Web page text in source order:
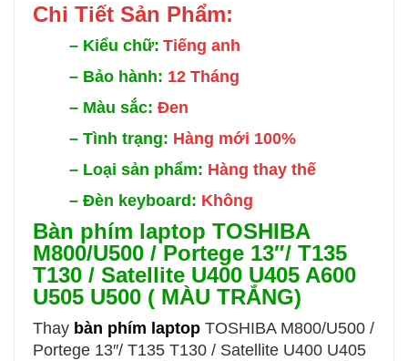
Chi Tiết Sản Phẩm:
– Kiểu chữ: Tiếng anh
– Bảo hành: 12 Tháng
– Màu sắc: Đen
– Tình trạng: Hàng mới 100%
– Loại sản phẩm: Hàng thay thế
– Đèn keyboard: Không
Bàn phím laptop TOSHIBA
M800/U500 / Portege 13″/ T135
T130 / Satellite U400 U405 A600
U505 U500 ( MÀU TRẮNG)
Thay bàn phím laptop TOSHIBA M800/U500 /
Portege 13″/ T135 T130 / Satellite U400 U405